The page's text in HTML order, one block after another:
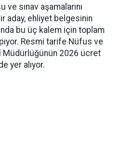
ve sınav aşamalarını
aday, ehliyet belgesinin
bu üç kalem için toplam
Resmi tarife Nüfus ve
Müdürlüğünün 2026 ücret
yer alıyor.